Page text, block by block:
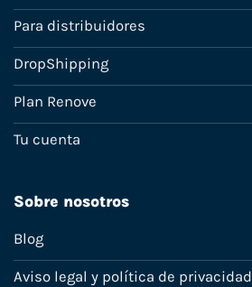
Para distribuidores
DropShipping
Plan Renove
Tu cuenta
Sobre nosotros
Blog
Aviso legal y política de privacidad